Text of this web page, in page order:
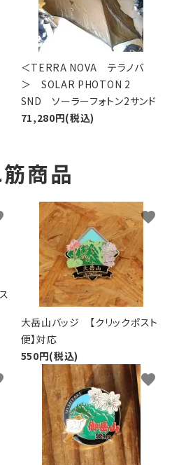
＜TERRA NOVA テラノバ
＞ SOLAR PHOTON 2
SND ソーラーフォトン2サンド
71,280円(税込)
商品
大岳山バッジ 【クリックポスト
便】対応
550円(税込)
favorite
favorite